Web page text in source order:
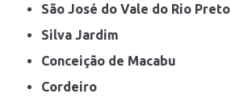
São José do Vale do Rio Preto
Silva Jardim
Conceição de Macabu
Cordeiro